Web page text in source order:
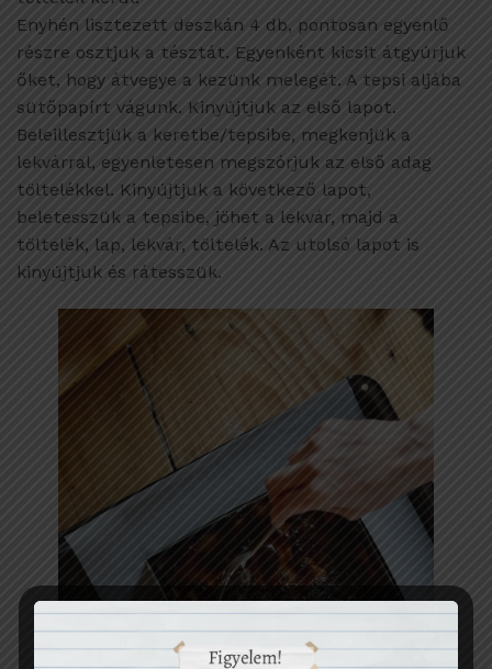
Enyhén lisztezett deszkán 4 db, pontosan egyenlő
részre osztjuk a tésztát. Egyenként kicsit átgyúrjuk
őket, hogy átvegye a kezünk melegét. A tepsi aljába
sütőpapírt vágunk. Kinyújtjuk az első lapot.
Beleillesztjük a keretbe/tepsibe, megkenjük a
lekvárral, egyenletesen megszórjuk az első adag
töltelékkel. Kinyújtjuk a következő lapot,
beletesszük a tepsibe, jöhet a lekvár, majd a
töltelék, lap, lekvár, töltelék. Az utolsó lapot is
kinyújtjuk és rátesszük.